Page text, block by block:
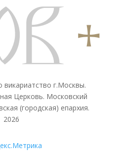
г.Москвы.
Церковь. Московский
(городская) епархия.
2026